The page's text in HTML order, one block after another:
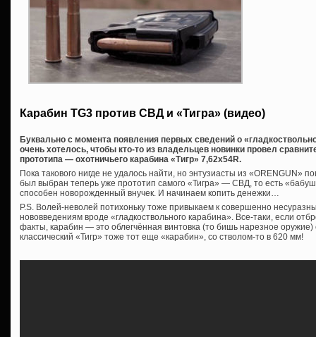
Карабин TG3 против СВД и «Тигра» (видео)
Буквально с момента появления первых сведений о
очень хотелось, чтобы кто-то из владельцев новинки провел
прототипа — охотничьего карабина «Тигр» 7,62х54R.
Пока такового нигде не удалось найти, но энтузиасты из «ORENGUN»
был выбран теперь уже прототип самого «Тигра» — СВД, то есть
способен новорожденный внучек. И начинаем копить денежки…
P.S. Волей-неволей потихоньку тоже привыкаем к совершенно
нововведениям вроде «гладкоствольного карабина». Все-таки, если
факты, карабин — это облегчённая винтовка (то бишь нарезное оружие)
классический «Тигр» тоже тот еще «карабин», со стволом-то в 620 мм!